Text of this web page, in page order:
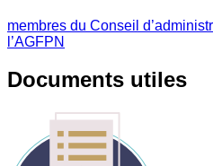
membres du Conseil
l’AGFPN
Documents utiles